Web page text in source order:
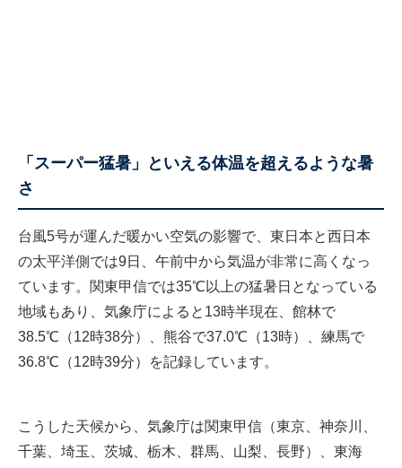
「スーパー猛暑」といえる体温を超えるような暑
さ
台風5号が運んだ暖かい空気の影響で、東日本と西日本
の太平洋側では9日、午前中から気温が非常に高くなっ
ています。関東甲信では35℃以上の猛暑日となっている
地域もあり、 気象庁によると 13時半現在、館林で
38.5℃（12時38分）、熊谷で37.0℃（13時）、練馬で
36.8℃（12時39分）を記録しています。
こうした天候から、気象庁は関東甲信（東京、神奈川、
千葉、埼玉、茨城、栃木、群馬、山梨、長野）、東海